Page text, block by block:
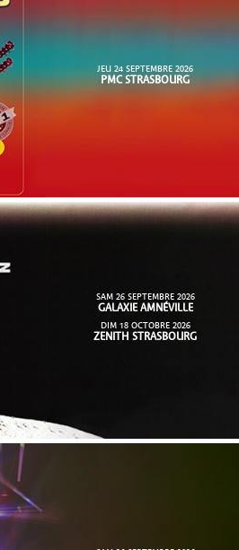
JEU 24 SEPTEMBRE 2026
PMC STRASBOURG
SAM 26 SEPTEMBRE 2026
GALAXIE AMNÉVILLE
DIM 18 OCTOBRE 2026
ZENITH STRASBOURG